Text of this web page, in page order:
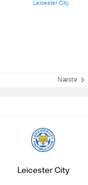
Leicester City
Næste
Leicester City